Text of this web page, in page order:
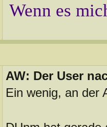
Wenn es
AW: Der User
Ein wenig, an der